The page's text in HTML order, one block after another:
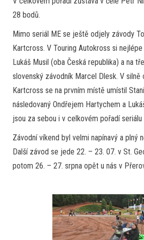
28 bodů.
Mimo seriál ME se ještě odjely závody
Kartcross. V Touring Autokross si
Lukáš Musil (oba Česká republika) a na
slovenský závodník Marcel Dlesk. V silně
Kartcross se na prvním místě umístil
následovaný Ondřejem Hartychem a
jsou za sebou i v celkovém pořadí
Závodní víkend byl velmi napínavý a plný
Další závod se jede 22. – 23. 07. v St.
potom 26. – 27. srpna opět u nás v